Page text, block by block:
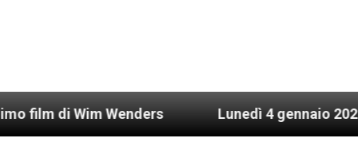
Wenders Lunedì 4 gennaio 2021: